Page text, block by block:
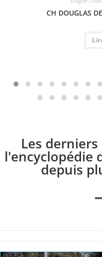
CH DOUGLAS
Les
l'encyclopédie
depuis